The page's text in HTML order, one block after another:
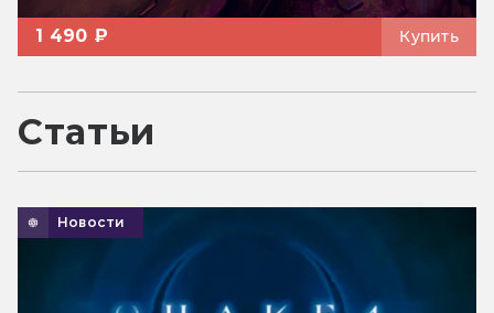
1 490 ₽ Купить
Статьи
Новости